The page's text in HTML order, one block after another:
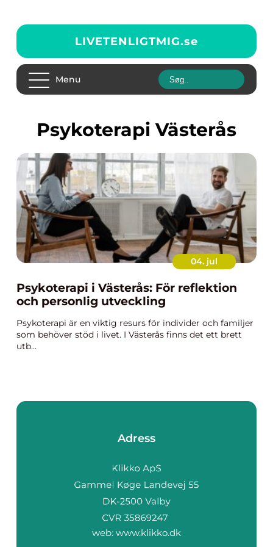
LIVETENLIGTMIG.se
Menu
Psykoterapi Västerås
04. jul
Psykoterapi i Västerås: För reflektion
och personlig utveckling
Psykoterapi är en viktig resurs för individer och familjer
som behöver stöd i livet. I Västerås finns det ett brett
utb...
Adress
web: www.klikko.dk